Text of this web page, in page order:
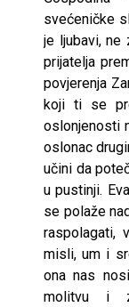
svećeničke
je ljubavi, ne
prijatelja
povjerenja
koji ti se
oslonjenosti
oslonac
učini da
u pustinji.
se polaže
raspolagati,
misli, um i
ona nas
molitvu i